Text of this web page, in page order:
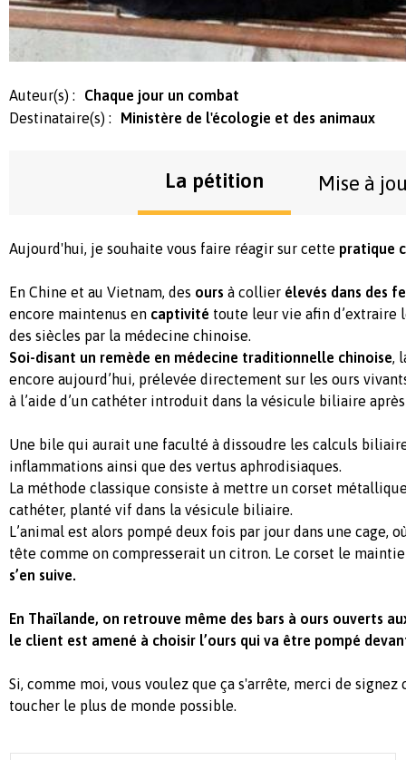
Auteur(s) :
Chaque jour un combat
Destinataire(s) :
Ministère de l'écologie et des animaux
La pétition Mise à
Aujourd'hui, je souhaite vous faire réagir sur cette pratique
En Chine et au Vietnam, des ours à collier élevés dans des
encore maintenus en captivité toute leur vie afin d’extraire
des siècles par la médecine chinoise.
Soi-disant un remède en médecine traditionnelle chinoise,
encore aujourd’hui, prélevée directement sur les ours
à l’aide d’un cathéter introduit dans la vésicule biliaire
Une bile qui aurait une faculté à dissoudre les calculs
inflammations ainsi que des vertus aphrodisiaques.
La méthode classique consiste à mettre un corset
cathéter, planté vif dans la vésicule biliaire.
L’animal est alors pompé deux fois par jour dans une cage,
tête comme on compresserait un citron. Le corset le
s’en suive.
En Thaïlande, on retrouve même des bars à ours ouverts
le client est amené à choisir l’ours qui va être pompé
Si, comme moi, vous voulez que ça s'arrête, merci de
toucher le plus de monde possible.